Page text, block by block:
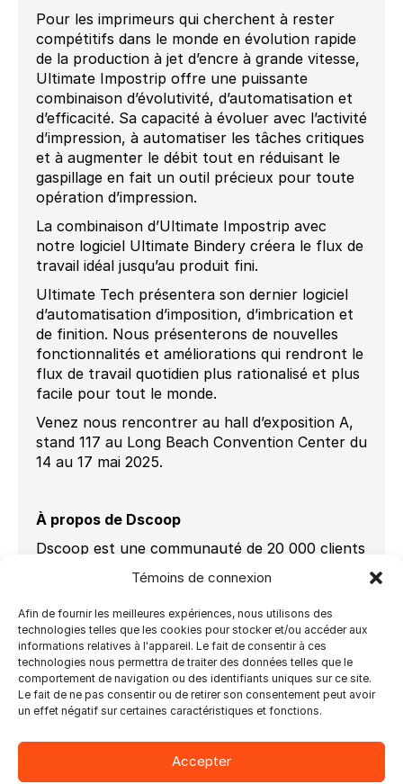
Témoins de connexion
Afin de fournir les meilleures expériences, nous utilisons des
technologies telles que les cookies pour stocker et/ou accéder aux
informations relatives à l'appareil. Le fait de consentir à ces
technologies nous permettra de traiter des données telles que le
comportement de navigation ou des identifiants uniques sur ce site.
Le fait de ne pas consentir ou de retirer son consentement peut avoir
un effet négatif sur certaines caractéristiques et fonctions.
Accepter
Pour les imprimeurs qui cherchent à rester
compétitifs dans le monde en évolution rapide
de la production à jet d’encre à grande vitesse,
Ultimate Impostrip offre une puissante
combinaison d’évolutivité, d’automatisation et
d’efficacité. Sa capacité à évoluer avec l’activité
d’impression, à automatiser les tâches critiques
et à augmenter le débit tout en réduisant le
gaspillage en fait un outil précieux pour toute
opération d’impression.
La combinaison d’Ultimate Impostrip avec
notre logiciel Ultimate Bindery créera le flux de
travail idéal jusqu’au produit fini.
Ultimate Tech présentera son dernier logiciel
d’automatisation d’imposition, d’imbrication et
de finition. Nous présenterons de nouvelles
fonctionnalités et améliorations qui rendront le
flux de travail quotidien plus rationalisé et plus
facile pour tout le monde.
Venez nous rencontrer au hall d’exposition A,
stand 117 au Long Beach Convention Center du
14 au 17 mai 2025.
À propos de Dscoop
Dscoop est une communauté de 20 000 clients
Format qui partagent des idées et progressent
sans cesse. C’est l’environnement collaboratif
par excellence qui propose des outils, des
formations et des réseaux axés sur la
croissance des entreprises et la résolution de
problèmes. Dscoop est gratuit pour tous les
clients HP Industrial Print et Large Format.